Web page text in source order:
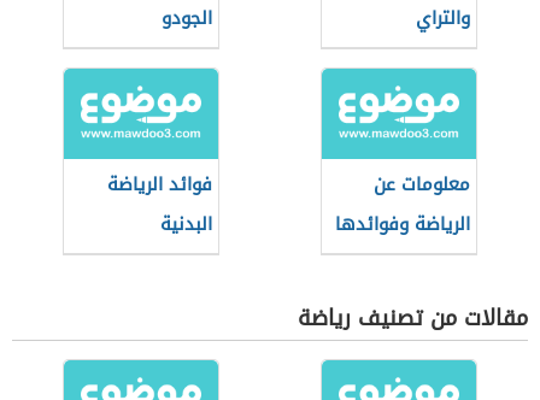
والتراي
الجودو
معلومات عن
الرياضة وفوائدها
فوائد الرياضة
البدنية
مقالات من تصنيف رياضة